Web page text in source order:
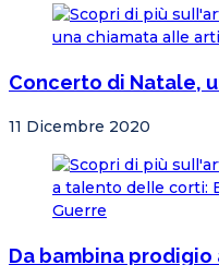
Concerto di Natale,
11 Dicembre 2020
Da bambina